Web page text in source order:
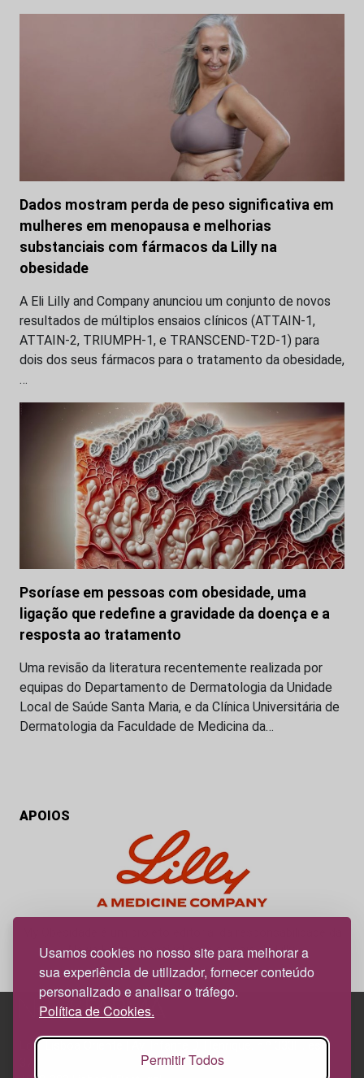
Usamos cookies no nosso site para melhorar a
sua experiência de utilizador, fornecer conteúdo
personalizado e analisar o tráfego.
Política de Cookies.
Permitir Todos
Dados mostram perda de peso significativa em
mulheres em menopausa e melhorias
substanciais com fármacos da Lilly na
obesidade
A Eli Lilly and Company anunciou um conjunto de novos
resultados de múltiplos ensaios clínicos (ATTAIN-1,
ATTAIN-2, TRIUMPH-1, e TRANSCEND-T2D-1) para
dois dos seus fármacos para o tratamento da obesidade,
…
Psoríase em pessoas com obesidade, uma
ligação que redefine a gravidade da doença e a
resposta ao tratamento
Uma revisão da literatura recentemente realizada por
equipas do Departamento de Dermatologia da Unidade
Local de Saúde Santa Maria, e da Clínica Universitária de
Dermatologia da Faculdade de Medicina da…
APOIOS
News Farma, possível com o apoio da Lilly.
Edif. Lisboa Oriente | Av. Infante D. Henrique, n.º 333H, esc.